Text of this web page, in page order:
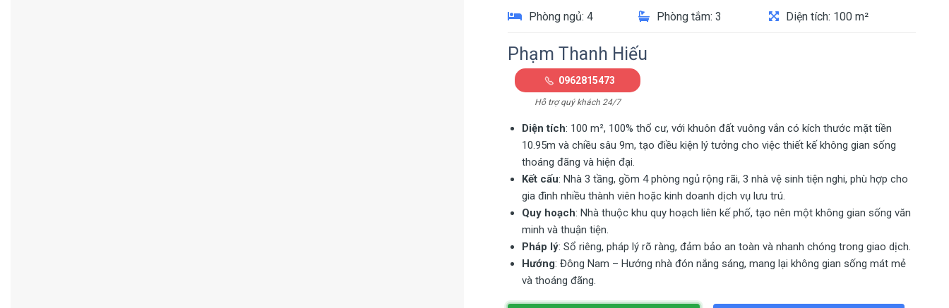
Phòng ngủ: 4 Phòng tắm: 3 Diện tích: 100 m²
Phạm Thanh Hiếu
0962815473
Hỗ trợ quý khách 24/7
Diện tích: 100 m², 100% thổ cư, với khuôn đất vuông vắn có kích thước mặt tiền
10.95m và chiều sâu 9m, tạo điều kiện lý tưởng cho việc thiết kế không gian sống
thoáng đãng và hiện đại.
Kết cấu: Nhà 3 tầng, gồm 4 phòng ngủ rộng rãi, 3 nhà vệ sinh tiện nghi, phù hợp cho
gia đình nhiều thành viên hoặc kinh doanh dịch vụ lưu trú.
Quy hoạch: Nhà thuộc khu quy hoạch liên kế phố, tạo nên một không gian sống văn
minh và thuận tiện.
Pháp lý: Sổ riêng, pháp lý rõ ràng, đảm bảo an toàn và nhanh chóng trong giao dịch.
Hướng: Đông Nam – Hướng nhà đón nắng sáng, mang lại không gian sống mát mẻ
và thoáng đãng.